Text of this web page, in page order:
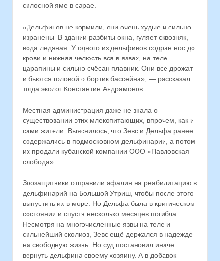
силосной яме в сарае.
«Дельфинов не кормили, они очень худые и сильно
изранены. В здании разбиты окна, гуляет сквозняк,
вода ледяная. У одного из дельфинов содран нос до
крови и нижняя челюсть вся в язвах, на теле
царапины и сильно счёсан плавник. Они все дрожат
и бьются головой о бортик бассейна», — рассказал
тогда эколог Константин Андрамонов.
Местная администрация даже не знала о
существовании этих млекопитающих, впрочем, как и
сами жители. Выяснилось, что Зевс и Дельфа ранее
содержались в подмосковном дельфинарии, а потом
их продали кубанской компании OOO «Павловская
слобода».
Зоозащитники отправили афалин на реабилитацию в
дельфинарий на Большой Утриш, чтобы после этого
выпустить их в море. Но Дельфа была в критическом
состоянии и спустя несколько месяцев погибла.
Несмотря на многочисленные язвы на теле и
сильнейший сколиоз, Зевс ещё держался в надежде
на свободную жизнь. Но суд постановил иначе:
вернуть дельфина своему хозяину. А в добавок